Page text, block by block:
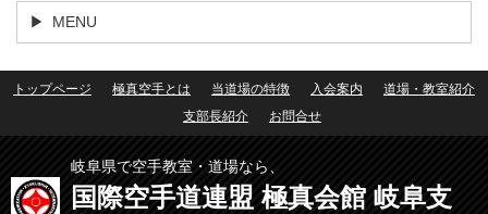
MENU
トップページ 極真空手とは 当道場の特徴 入会案内
道場・教室紹介
支部長紹介
お問合せ
岐阜県で空手教室・道場なら、
国際空手道連盟 極真会館 岐阜支